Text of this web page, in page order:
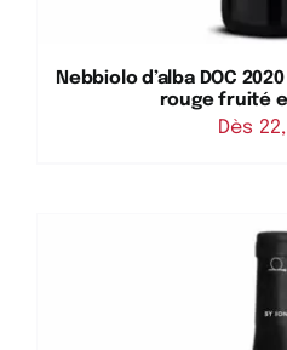
Nebbiolo d’alba DOC 2020
rouge fruité
Dès